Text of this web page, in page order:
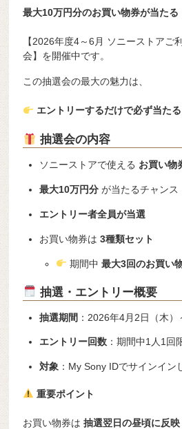
最大10万円分のお買い物券が当たる
【2026年度4～6月 ソニーストアご
会】を開催中です。
この抽選会の最大の魅力は、
エントリーするだけで必ず当たる
抽選会の内容
ソニーストアで使える お買い物
最大10万円分 が当たるチャンス
エントリー者全員が当選
お買い物券は3種類セット
期間中最大3回のお買い
抽選・エントリー概要
抽選期間 ：2026年4月2日（木
エントリー回数 ：期間中1人1回
対象 ：My Sony IDでサインイ
重要ポイント
お買い物券は抽選翌日の昼頃に反映